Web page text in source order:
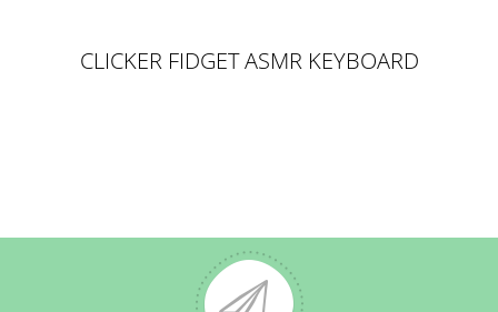
CLICKER FIDGET ASMR KEYBOARD